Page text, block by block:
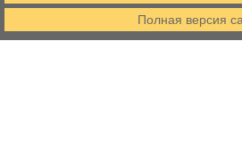
Полная версия